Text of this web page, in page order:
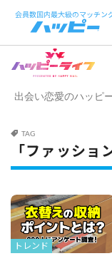
出会い恋愛のハッピ
TAG
「ファッショ
トレンド